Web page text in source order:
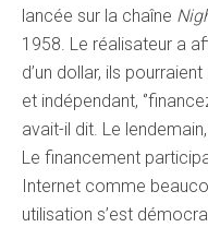
lancée sur la chaîne
1958. Le réalisateur a
d’un dollar, ils
et indépendant,
avait-il dit. Le
Le financement
Internet comme
utilisation s’est